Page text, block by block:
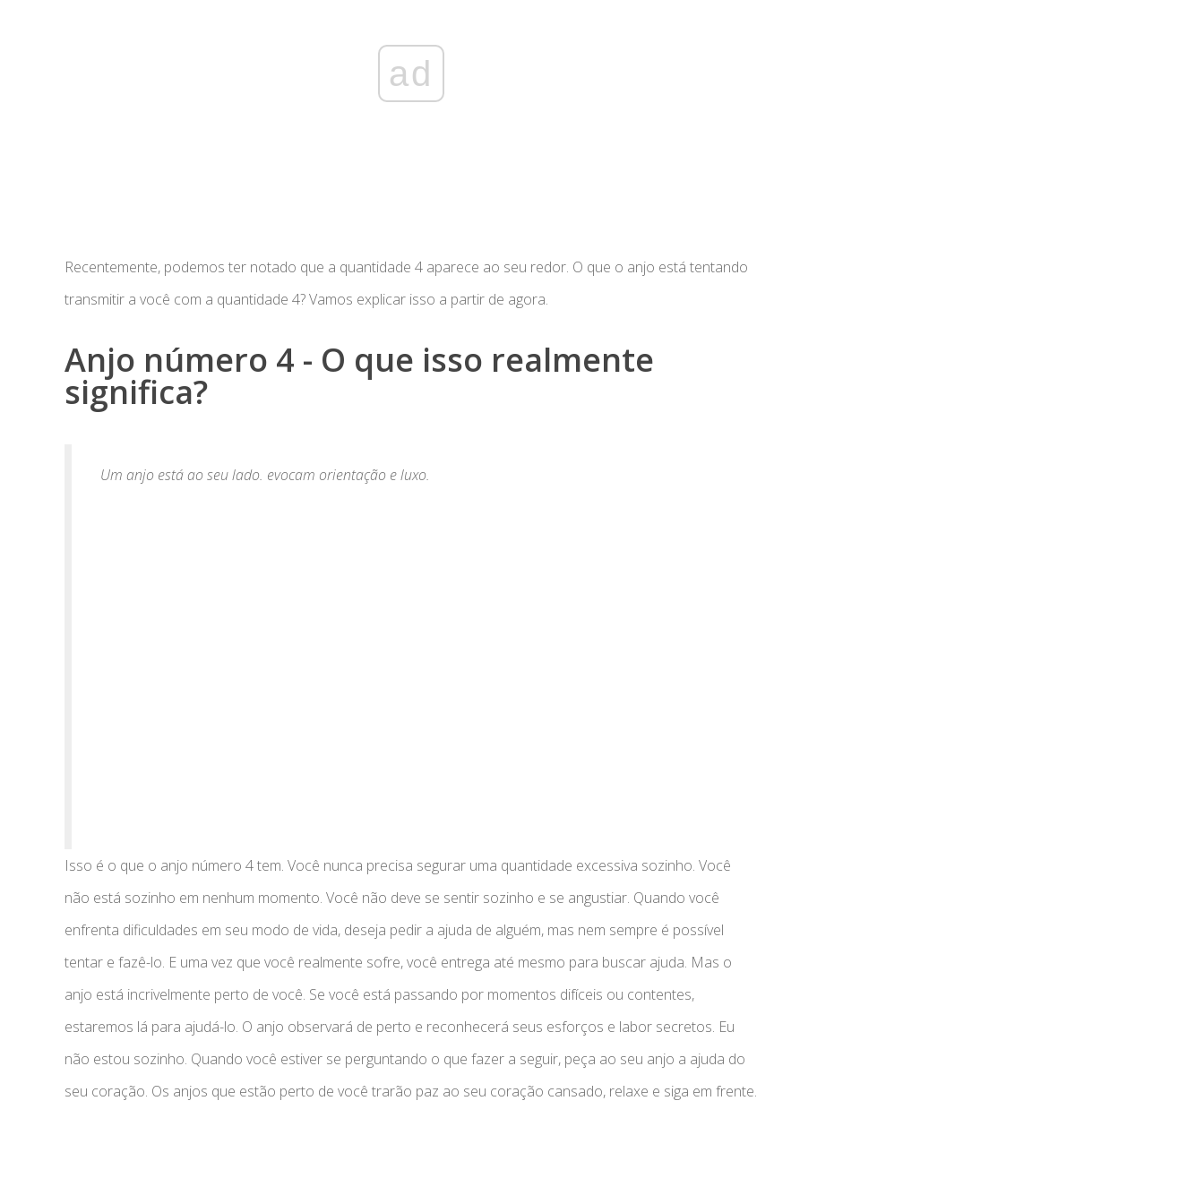
ad
Recentemente, podemos ter notado que a quantidade 4 aparece ao seu redor. O que o anjo está tentando
transmitir a você com a quantidade 4? Vamos explicar isso a partir de agora.
Anjo número 4 - O que isso realmente
significa?
Um anjo está ao seu lado. evocam orientação e luxo.
Isso é o que o anjo número 4 tem. Você nunca precisa segurar uma quantidade excessiva sozinho. Você
não está sozinho em nenhum momento. Você não deve se sentir sozinho e se angustiar. Quando você
enfrenta dificuldades em seu modo de vida, deseja pedir a ajuda de alguém, mas nem sempre é possível
tentar e fazê-lo. E uma vez que você realmente sofre, você entrega até mesmo para buscar ajuda. Mas o
anjo está incrivelmente perto de você. Se você está passando por momentos difíceis ou contentes,
estaremos lá para ajudá-lo. O anjo observará de perto e reconhecerá seus esforços e labor secretos. Eu
não estou sozinho. Quando você estiver se perguntando o que fazer a seguir, peça ao seu anjo a ajuda do
seu coração. Os anjos que estão perto de você trarão paz ao seu coração cansado, relaxe e siga em frente.